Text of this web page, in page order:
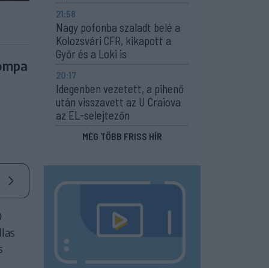
21:58
Nagy pofonba szaladt belé a
Kolozsvári CFR, kikapott a
Győr és a Loki is
20:17
Idegenben vezetett, a pihenő
után visszavett az U Craiova
az EL-selejtezőn
MÉG TÖBB FRISS HÍR